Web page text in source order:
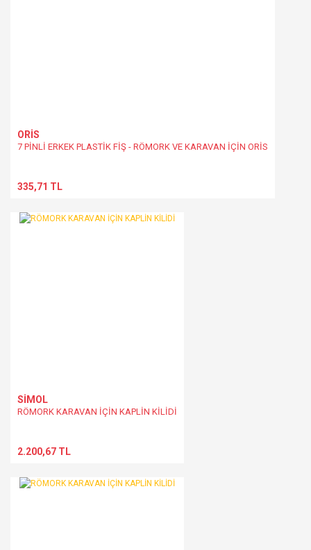
ORİS
7 PİNLİ ERKEK PLASTİK FİŞ - RÖMORK VE KARAVAN İÇİN ORİS
335,71 TL
SİMOL
RÖMORK KARAVAN İÇİN KAPLİN KİLİDİ
2.200,67 TL